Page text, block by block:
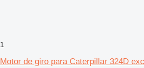
1
Motor de giro para Caterpillar 324D